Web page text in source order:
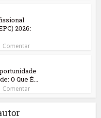
2026:
Comentar
O Que É...
Comentar